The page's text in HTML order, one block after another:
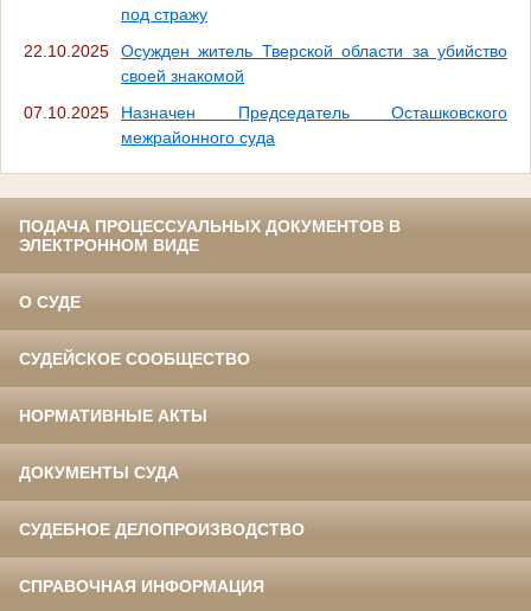
под стражу
22.10.2025
Осужден житель Тверской области за убийство
своей знакомой
07.10.2025
Назначен Председатель Осташковского
межрайонного суда
ПОДАЧА ПРОЦЕССУАЛЬНЫХ ДОКУМЕНТОВ В
ЭЛЕКТРОННОМ ВИДЕ
О СУДЕ
СУДЕЙСКОЕ СООБЩЕСТВО
НОРМАТИВНЫЕ АКТЫ
ДОКУМЕНТЫ СУДА
СУДЕБНОЕ ДЕЛОПРОИЗВОДСТВО
СПРАВОЧНАЯ ИНФОРМАЦИЯ